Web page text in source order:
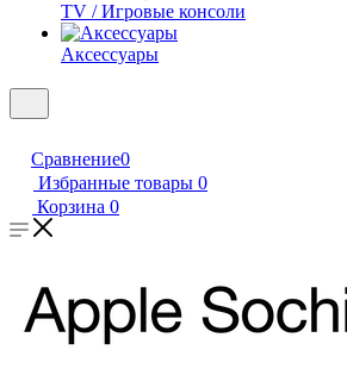
TV / Игровые консоли
Аксессуары
Сравнение0
Избранные товары 0
Корзина 0